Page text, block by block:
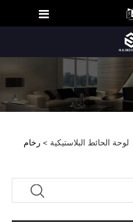
لوحة الحائط البلاستيكية > رخام